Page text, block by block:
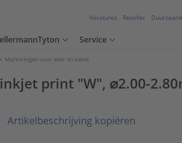
Vacatures Reseller
Service
Markeringen voor ader en kabel
print "W", ⌀2.00-
Artikelbeschrijving kopiëren